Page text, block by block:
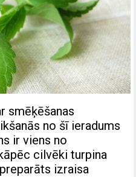
smēķēšanas
no šī ieradums
ir viens no
cilvēki turpina
izraisa